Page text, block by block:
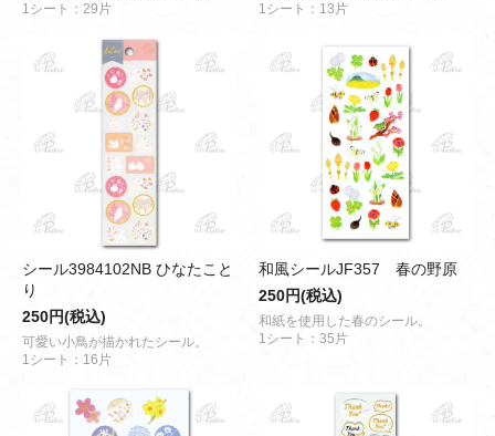
1シート：29片
1シート：13片
シール3984102NB ひなたこと
り
250円(税込)
可愛い小鳥が描かれたシール。
1シート：16片
和風シールJF357 春の野原
250円(税込)
和紙を使用した春のシール。
1シート：35片